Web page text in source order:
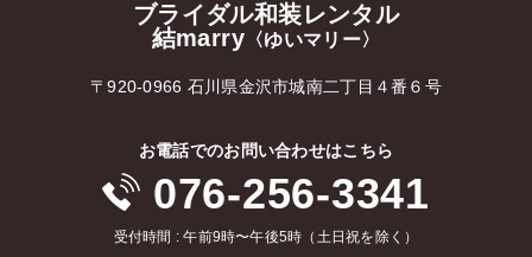
ブライダル和装レンタル
結marry 〈ゆいマリー〉
〒920-0966 石川県金沢市城南二丁目４番６号
お電話でのお問い合わせはこちら
076-256-3341
受付時間 : 午前9時〜午後5時（土日祝を除く）